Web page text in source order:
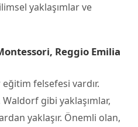
yaklaşımlar ve
Reggio Emilia
felsefesi vardır.
gibi yaklaşımlar,
yaklaşır. Önemli olan,